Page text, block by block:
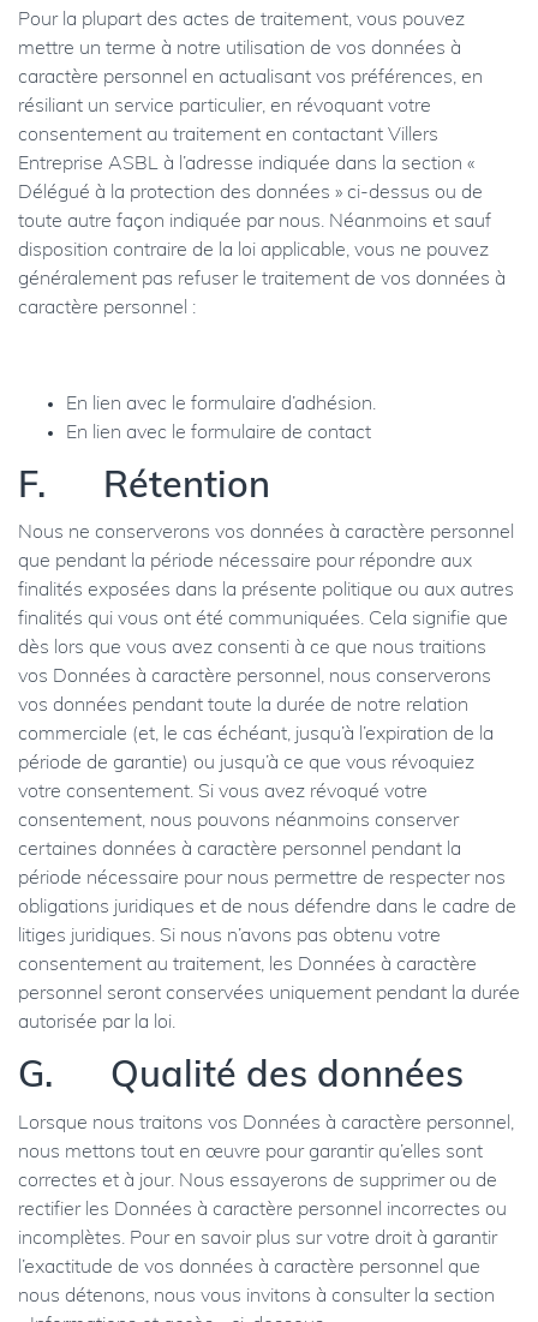
Pour la plupart des actes de traitement, vous pouvez
mettre un terme à notre utilisation de vos données à
caractère personnel en actualisant vos préférences, en
résiliant un service particulier, en révoquant votre
consentement au traitement en contactant Villers
Entreprise ASBL à l’adresse indiquée dans la section «
Délégué à la protection des données » ci-dessus ou de
toute autre façon indiquée par nous. Néanmoins et sauf
disposition contraire de la loi applicable, vous ne pouvez
généralement pas refuser le traitement de vos données à
caractère personnel :
En lien avec le formulaire d’adhésion.
En lien avec le formulaire de contact
F. Rétention
Nous ne conserverons vos données à caractère personnel
que pendant la période nécessaire pour répondre aux
finalités exposées dans la présente politique ou aux autres
finalités qui vous ont été communiquées. Cela signifie que
dès lors que vous avez consenti à ce que nous traitions
vos Données à caractère personnel, nous conserverons
vos données pendant toute la durée de notre relation
commerciale (et, le cas échéant, jusqu’à l’expiration de la
période de garantie) ou jusqu’à ce que vous révoquiez
votre consentement. Si vous avez révoqué votre
consentement, nous pouvons néanmoins conserver
certaines données à caractère personnel pendant la
période nécessaire pour nous permettre de respecter nos
obligations juridiques et de nous défendre dans le cadre de
litiges juridiques. Si nous n’avons pas obtenu votre
consentement au traitement, les Données à caractère
personnel seront conservées uniquement pendant la durée
autorisée par la loi.
G. Qualité des données
Lorsque nous traitons vos Données à caractère personnel,
nous mettons tout en œuvre pour garantir qu’elles sont
correctes et à jour. Nous essayerons de supprimer ou de
rectifier les Données à caractère personnel incorrectes ou
incomplètes. Pour en savoir plus sur votre droit à garantir
l’exactitude de vos données à caractère personnel que
nous détenons, nous vous invitons à consulter la section